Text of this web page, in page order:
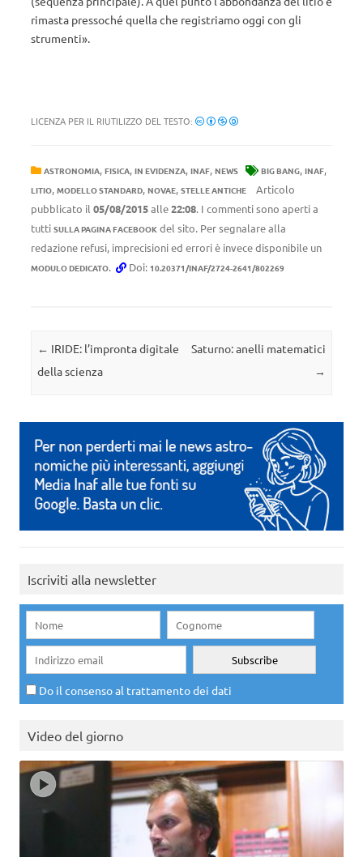
rimasta pressoché quella che registriamo oggi con gli
strumenti».
LICENZA PER IL RIUTILIZZO DEL TESTO:
ASTRONOMIA, FISICA, IN EVIDENZA, INAF, NEWS BIG BANG, INAF,
LITIO, MODELLO STANDARD, NOVAE, STELLE ANTICHE
Articolo
pubblicato il 05/08/2015alle22:08. I commenti sono aperti a
tutti SULLA PAGINA FACEBOOK del sito. Per segnalare alla
redazione refusi, imprecisioni ed errori è invece disponibile un
MODULO DEDICATO. Doi: 10.20371/INAF/2724-2641/802269
Navigazione articolo
← IRIDE: l’impronta digitale
della scienza
Saturno: anelli matematici
→
Iscriviti alla newsletter
Do il consenso al trattamento dei dati
Video del giorno